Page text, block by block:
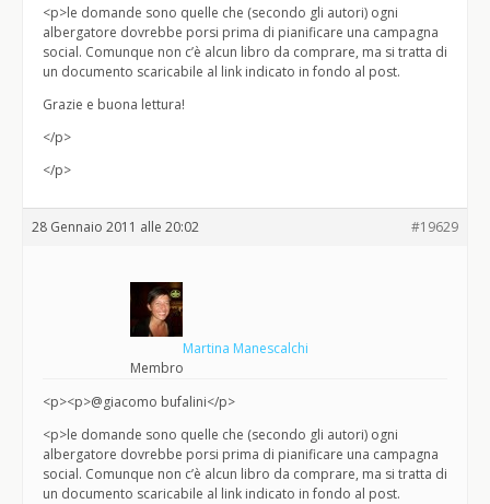
<p>le domande sono quelle che (secondo gli autori) ogni
albergatore dovrebbe porsi prima di pianificare una campagna
social. Comunque non c’è alcun libro da comprare, ma si tratta di
un documento scaricabile al link indicato in fondo al post.
Grazie e buona lettura!
</p>
</p>
28 Gennaio 2011 alle 20:02 #19629
Martina Manescalchi
Membro
<p><p>@giacomo bufalini</p>
<p>le domande sono quelle che (secondo gli autori) ogni
albergatore dovrebbe porsi prima di pianificare una campagna
social. Comunque non c’è alcun libro da comprare, ma si tratta di
un documento scaricabile al link indicato in fondo al post.